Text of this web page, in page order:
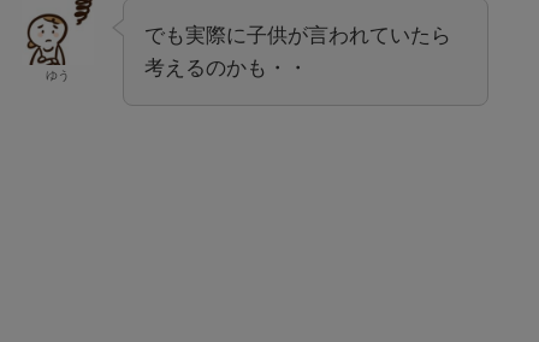
ゆう
でも実際に子供が言われていたら
考えるのかも・・